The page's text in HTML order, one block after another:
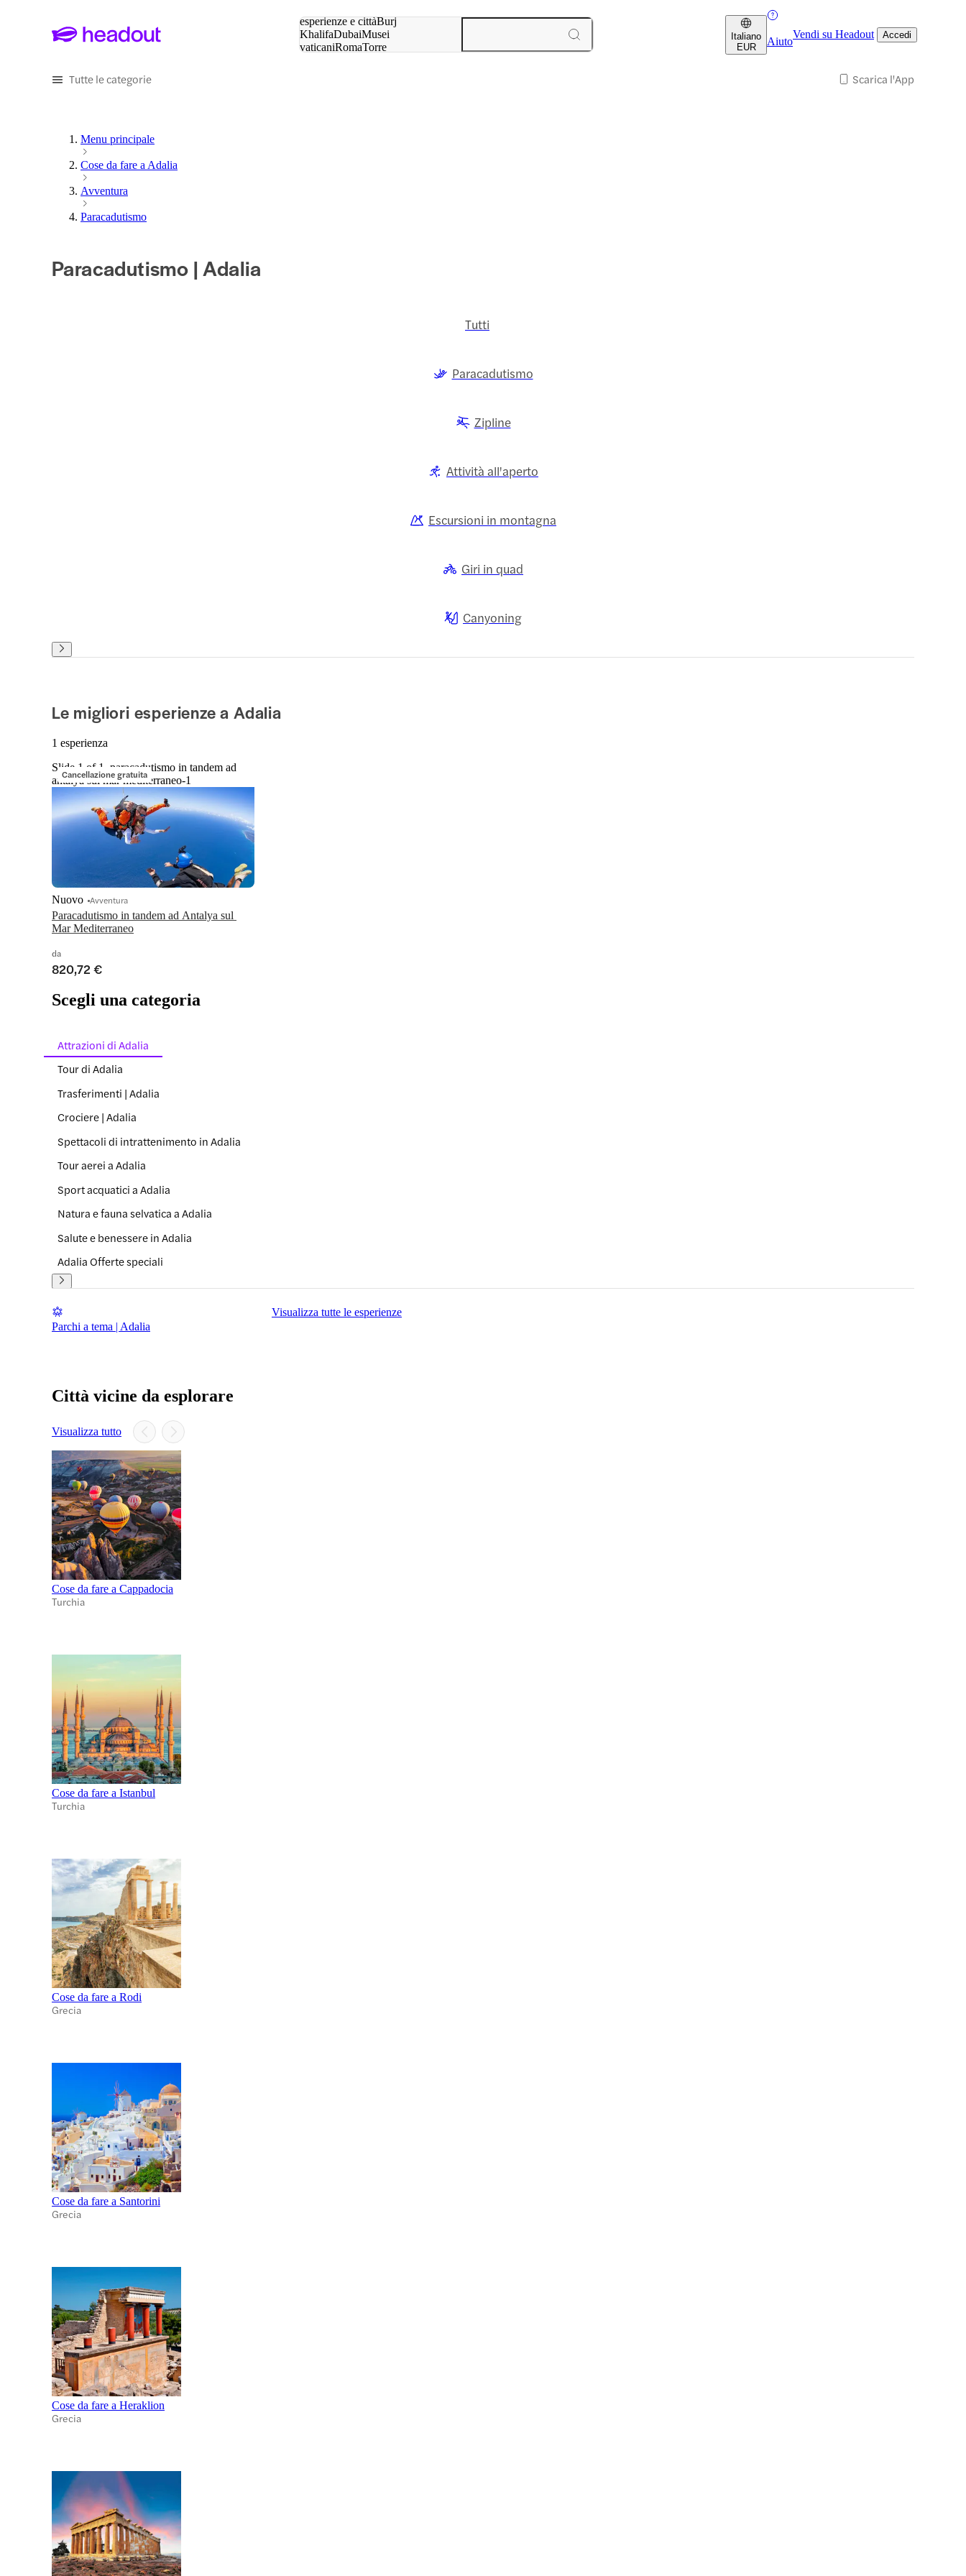
esperienze e cittàBurj
KhalifaDubaiMusei
vaticaniRomaTorre
Italiano
EUR
Aiuto
Vendi su Headout Accedi
Tutte le categorie Scarica l'App
Menu principale
Cose da fare a Adalia
Avventura
Paracadutismo
Paracadutismo | Adalia
Tutti
Paracadutismo
Zipline
Attività all'aperto
Escursioni in montagna
Giri in quad
Canyoning
Le migliori esperienze a Adalia
1 esperienza
Cancellazione gratuita
Slide 1 of 1, paracadutismo in tandem ad
antalya sul mar mediterraneo-1
Paracadutismo in tandem ad Antalya sul
Mar Mediterraneo
Nuovo Avventura
da
820,72 €
Scegli una categoria
Attrazioni di Adalia
Tour di Adalia
Trasferimenti | Adalia
Crociere | Adalia
Spettacoli di intrattenimento in Adalia
Tour aerei a Adalia
Sport acquatici a Adalia
Natura e fauna selvatica a Adalia
Salute e benessere in Adalia
Adalia Offerte speciali
Parchi a tema | Adalia
Visualizza tutte le esperienze
Città vicine da esplorare
Visualizza tutto
Cose da fare a Cappadocia
Turchia
Cose da fare a Istanbul
Turchia
Cose da fare a Rodi
Grecia
Cose da fare a Santorini
Grecia
Cose da fare a Heraklion
Grecia